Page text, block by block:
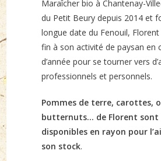
Maraîcher bio à Chantenay-
du Petit Beury depuis 2014 et
longue date du Fenouil,
fin à son activité de paysan en
d’année pour se tourner vers
professionnels et personnels.
Pommes de terre, carottes,
butternuts… de Florent sont
disponibles en rayon pour
son stock.